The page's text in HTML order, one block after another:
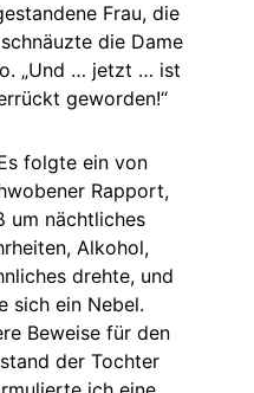
Frau, die
die Dame
„Und … jetzt … ist
geworden!“
folgte ein von
Rapport,
um nächtliches
Alkohol,
drehte, und
sich ein Nebel.
Beweise für den
der Tochter